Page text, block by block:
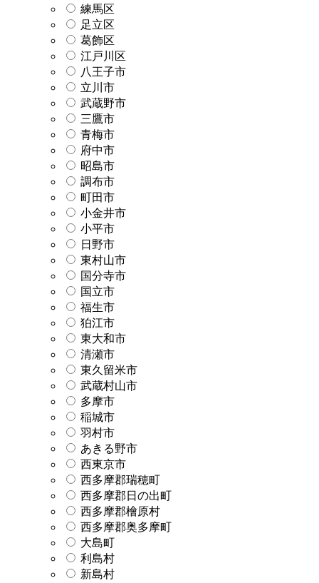
練馬区
足立区
葛飾区
江戸川区
八王子市
立川市
武蔵野市
三鷹市
青梅市
府中市
昭島市
調布市
町田市
小金井市
小平市
日野市
東村山市
国分寺市
国立市
福生市
狛江市
東大和市
清瀬市
東久留米市
武蔵村山市
多摩市
稲城市
羽村市
あきる野市
西東京市
西多摩郡瑞穂町
西多摩郡日の出町
西多摩郡檜原村
西多摩郡奥多摩町
大島町
利島村
新島村